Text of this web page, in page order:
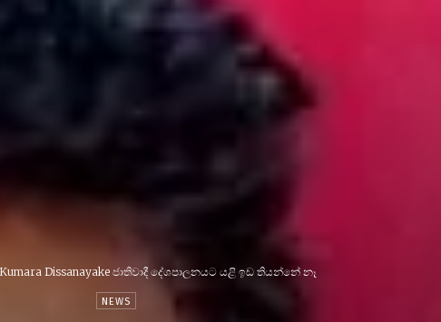
Dissanayake ජාතිවාදී දේශපාලනයට යළි ඉඩ තියන්නේ නෑ
NEWS